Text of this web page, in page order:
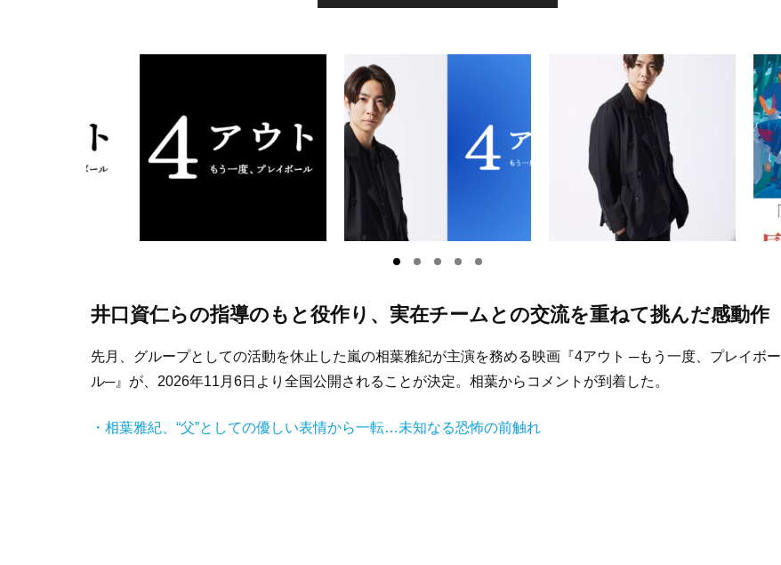
井口資仁らの指導のもと役作り、実在チームとの交流を重ねて挑んだ感動作
先月、グループとしての活動を休止した嵐の相葉雅紀が主演を務める映画『4アウト ─もう一度、プレイボー
ル─』が、2026年11月6日より全国公開されることが決定。相葉からコメントが到着した。
・相葉雅紀、“父”としての優しい表情から一転…未知なる恐怖の前触れ